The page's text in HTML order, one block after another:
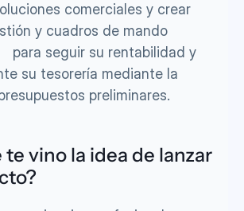
comerciales y crear
y cuadros de mando
para seguir su rentabilidad y
su tesorería mediante la
preliminares.
vino la idea de lanzar